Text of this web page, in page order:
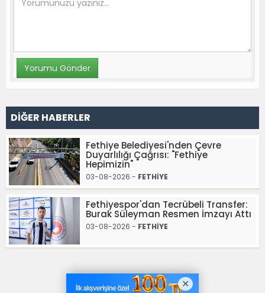
DİĞER HABERLER
Fethiye Belediyesi'nden Çevre
Duyarlılığı Çağrısı: "Fethiye
Hepimizin"
03-08-2026 - FETHİYE
Fethiyespor'dan Tecrübeli Transfer:
Burak Süleyman Resmen İmzayı Attı
03-08-2026 - FETHİYE